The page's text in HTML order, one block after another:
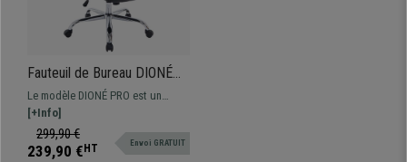
Fauteuil de Bureau DIONÉ
PRO, Design élégant, Grand
Rembourrage, Résistant
jusqu'à 210kg, cuir, Noir
Le modèle DIONÉ PRO est un
fauteuil de bureau parfait. Il se
distingue par son confort absolu
avec un rembourrage d'environ
[+Info]
299,90 €
239,90 € HT Envoi GRATUIT